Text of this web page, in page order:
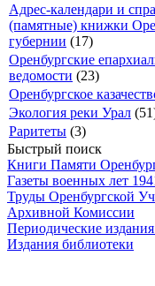
Адрес-календари и
(памятные) книжки
губернии (17)
Оренбургские
ведомости (23)
Оренбургское
Экология реки Урал
Раритеты (3)
Быстрый поиск
Книги Памяти
Газеты военных лет
Труды Оренбургской
Архивной Комиссии
Периодические
Издания библиотеки